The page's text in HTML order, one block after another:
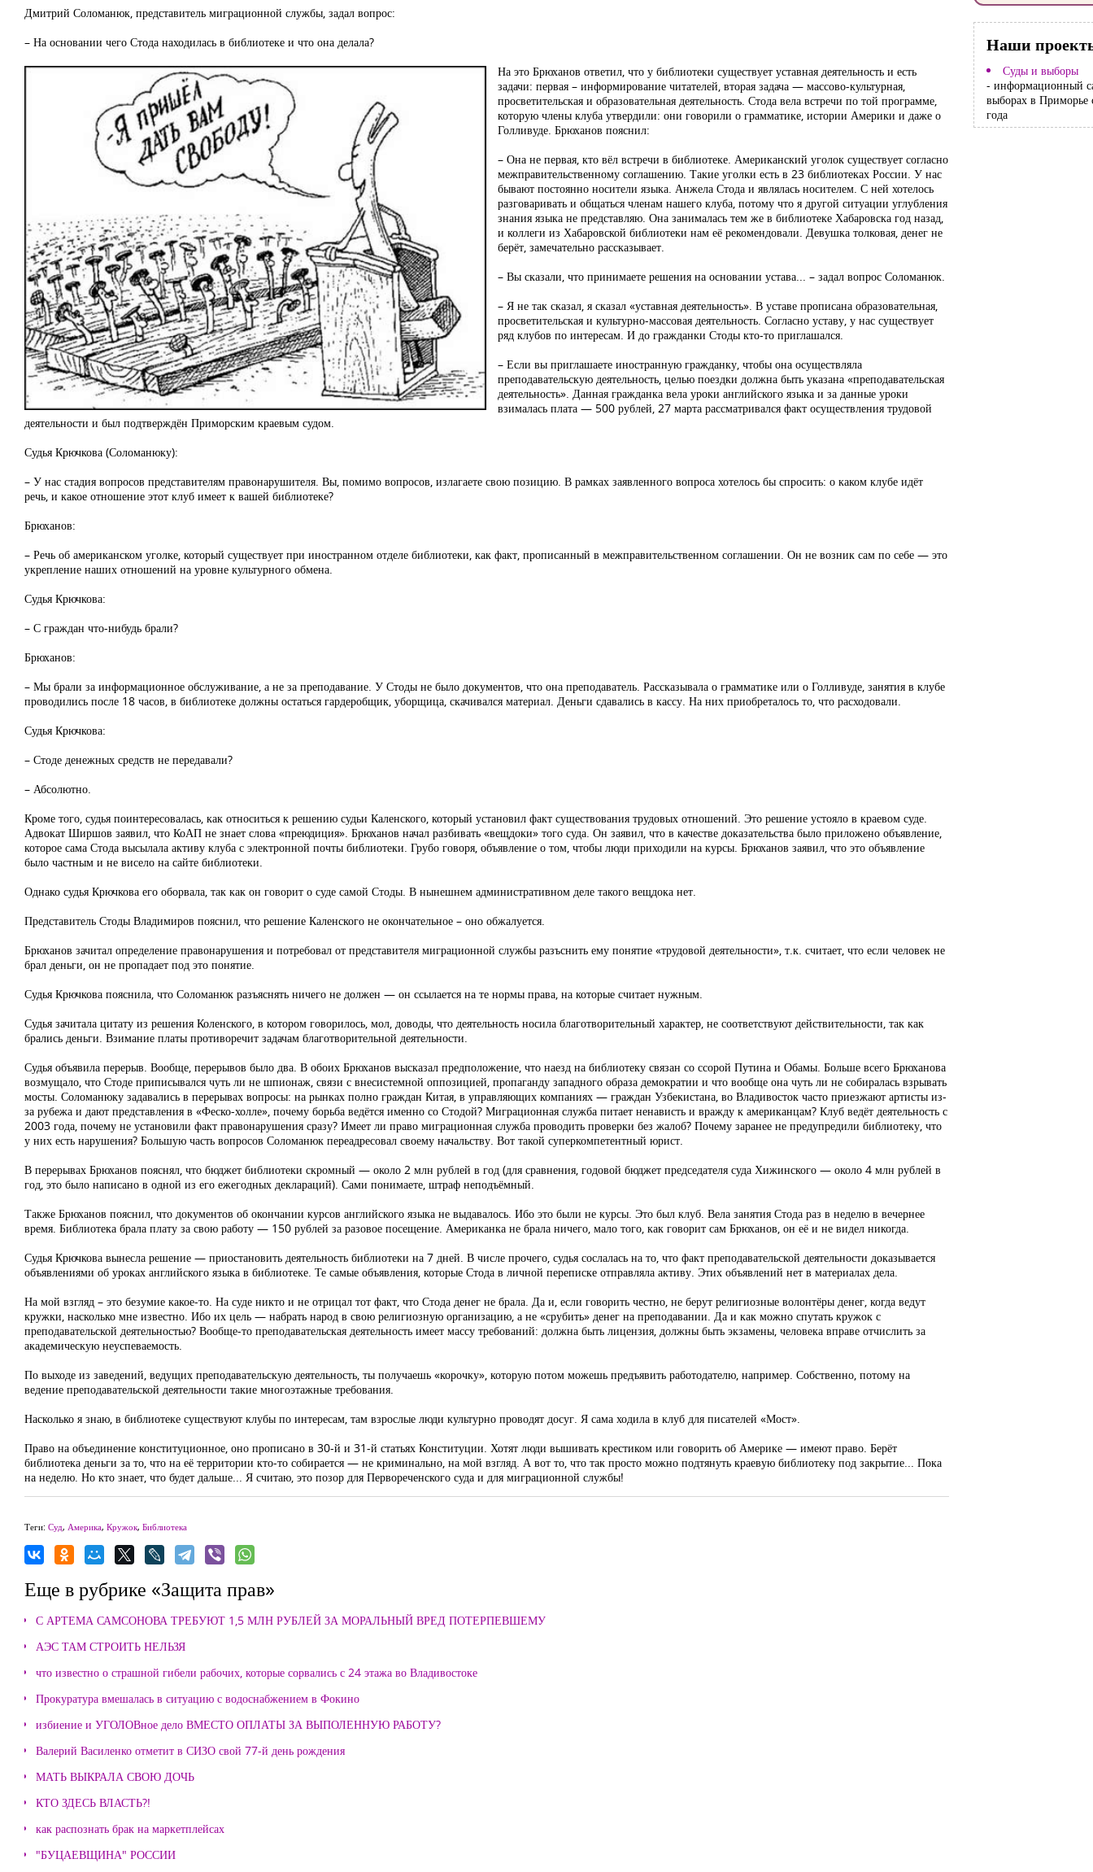
Дмитрий Соломанюк, представитель миграционной службы, задал вопрос:
– На основании чего Стода находилась в библиотеке и что она делала?
На это Брюханов ответил, что у библиотеки существует уставная деятельность и есть
задачи: первая – информирование читателей, вторая задача — массово-культурная,
просветительская и образовательная деятельность. Стода вела встречи по той программе,
которую члены клуба утвердили: они говорили о грамматике, истории Америки и даже о
Голливуде. Брюханов пояснил:
– Она не первая, кто вёл встречи в библиотеке. Американский уголок существует согласно
межправительственному соглашению. Такие уголки есть в 23 библиотеках России. У нас
бывают постоянно носители языка. Анжела Стода и являлась носителем. С ней хотелось
разговаривать и общаться членам нашего клуба, потому что я другой ситуации углубления
знания языка не представляю. Она занималась тем же в библиотеке Хабаровска год назад,
и коллеги из Хабаровской библиотеки нам её рекомендовали. Девушка толковая, денег не
берёт, замечательно рассказывает.
– Вы сказали, что принимаете решения на основании устава... – задал вопрос Соломанюк.
– Я не так сказал, я сказал «уставная деятельность». В уставе прописана образовательная,
просветительская и культурно-массовая деятельность. Согласно уставу, у нас существует
ряд клубов по интересам. И до гражданки Стоды кто-то приглашался.
– Если вы приглашаете иностранную гражданку, чтобы она осуществляла
преподавательскую деятельность, целью поездки должна быть указана «преподавательская
деятельность». Данная гражданка вела уроки английского языка и за данные уроки
взималась плата — 500 рублей, 27 марта рассматривался факт осуществления трудовой
деятельности и был подтверждён Приморским краевым судом.
Судья Крючкова (Соломанюку):
– У нас стадия вопросов представителям правонарушителя. Вы, помимо вопросов, излагаете свою позицию. В рамках заявленного вопроса хотелось бы спросить: о каком клубе идёт
речь, и какое отношение этот клуб имеет к вашей библиотеке?
Брюханов:
– Речь об американском уголке, который существует при иностранном отделе библиотеки, как факт, прописанный в межправительственном соглашении. Он не возник сам по себе — это
укрепление наших отношений на уровне культурного обмена.
Судья Крючкова:
– С граждан что-нибудь брали?
Брюханов:
– Мы брали за информационное обслуживание, а не за преподавание. У Стоды не было документов, что она преподаватель. Рассказывала о грамматике или о Голливуде, занятия в клубе
проводились после 18 часов, в библиотеке должны остаться гардеробщик, уборщица, скачивался материал. Деньги сдавались в кассу. На них приобреталось то, что расходовали.
Судья Крючкова:
– Стоде денежных средств не передавали?
– Абсолютно.
Кроме того, судья поинтересовалась, как относиться к решению судьи Каленского, который установил факт существования трудовых отношений. Это решение устояло в краевом суде.
Адвокат Ширшов заявил, что КоАП не знает слова «преюдиция». Брюханов начал разбивать «вещдоки» того суда. Он заявил, что в качестве доказательства было приложено объявление,
которое сама Стода высылала активу клуба с электронной почты библиотеки. Грубо говоря, объявление о том, чтобы люди приходили на курсы. Брюханов заявил, что это объявление
было частным и не висело на сайте библиотеки.
Однако судья Крючкова его оборвала, так как он говорит о суде самой Стоды. В нынешнем административном деле такого вещдока нет.
Представитель Стоды Владимиров пояснил, что решение Каленского не окончательное – оно обжалуется.
Брюханов зачитал определение правонарушения и потребовал от представителя миграционной службы разъснить ему понятие «трудовой деятельности», т.к. считает, что если человек не
брал деньги, он не пропадает под это понятие.
Судья Крючкова пояснила, что Соломанюк разъяснять ничего не должен — он ссылается на те нормы права, на которые считает нужным.
Судья зачитала цитату из решения Коленского, в котором говорилось, мол, доводы, что деятельность носила благотворительный характер, не соответствуют действительности, так как
брались деньги. Взимание платы противоречит задачам благотворительной деятельности.
Судья объявила перерыв. Вообще, перерывов было два. В обоих Брюханов высказал предположение, что наезд на библиотеку связан со ссорой Путина и Обамы. Больше всего Брюханова
возмущало, что Стоде приписывался чуть ли не шпионаж, связи с внесистемной оппозицией, пропаганду западного образа демократии и что вообще она чуть ли не собиралась взрывать
мосты. Соломанюку задавались в перерывах вопросы: на рынках полно граждан Китая, в управляющих компаниях — граждан Узбекистана, во Владивосток часто приезжают артисты из-
за рубежа и дают представления в «Феско-холле», почему борьба ведётся именно со Стодой? Миграционная служба питает ненависть и вражду к американцам? Клуб ведёт деятельность с
2003 года, почему не установили факт правонарушения сразу? Имеет ли право миграционная служба проводить проверки без жалоб? Почему заранее не предупредили библиотеку, что
у них есть нарушения? Большую часть вопросов Соломанюк переадресовал своему начальству. Вот такой суперкомпетентный юрист.
В перерывах Брюханов пояснял, что бюджет библиотеки скромный — около 2 млн рублей в год (для сравнения, годовой бюджет председателя суда Хижинского — около 4 млн рублей в
год, это было написано в одной из его ежегодных деклараций). Сами понимаете, штраф неподъёмный.
Также Брюханов пояснил, что документов об окончании курсов английского языка не выдавалось. Ибо это были не курсы. Это был клуб. Вела занятия Стода раз в неделю в вечернее
время. Библиотека брала плату за свою работу — 150 рублей за разовое посещение. Американка не брала ничего, мало того, как говорит сам Брюханов, он её и не видел никогда.
Судья Крючкова вынесла решение — приостановить деятельность библиотеки на 7 дней. В числе прочего, судья сослалась на то, что факт преподавательской деятельности доказывается
объявлениями об уроках английского языка в библиотеке. Те самые объявления, которые Стода в личной переписке отправляла активу. Этих объявлений нет в материалах дела.
На мой взгляд – это безумие какое-то. На суде никто и не отрицал тот факт, что Стода денег не брала. Да и, если говорить честно, не берут религиозные волонтёры денег, когда ведут
кружки, насколько мне известно. Ибо их цель — набрать народ в свою религиозную организацию, а не «срубить» денег на преподавании. Да и как можно спутать кружок с
преподавательской деятельностью? Вообще-то преподавательская деятельность имеет массу требований: должна быть лицензия, должны быть экзамены, человека вправе отчислить за
академическую неуспеваемость.
По выходе из заведений, ведущих преподавательскую деятельность, ты получаешь «корочку», которую потом можешь предъявить работодателю, например. Собственно, потому на
ведение преподавательской деятельности такие многоэтажные требования.
Насколько я знаю, в библиотеке существуют клубы по интересам, там взрослые люди культурно проводят досуг. Я сама ходила в клуб для писателей «Мост».
Право на объединение конституционное, оно прописано в 30-й и 31-й статьях Конституции. Хотят люди вышивать крестиком или говорить об Америке — имеют право. Берёт
библиотека деньги за то, что на её территории кто-то собирается — не криминально, на мой взгляд. А вот то, что так просто можно подтянуть краевую библиотеку под закрытие... Пока
на неделю. Но кто знает, что будет дальше... Я считаю, это позор для Первореченского суда и для миграционной службы!
Теги: Суд, Америка, Кружок, Библиотека
Еще в рубрике «Защита прав»
С АРТЕМА САМСОНОВА ТРЕБУЮТ 1,5 МЛН РУБЛЕЙ ЗА МОРАЛЬНЫЙ ВРЕД ПОТЕРПЕВШЕМУ
АЭС ТАМ СТРОИТЬ НЕЛЬЗЯ
что известно о страшной гибели рабочих, которые сорвались с 24 этажа во Владивостоке
Прокуратура вмешалась в ситуацию с водоснабжением в Фокино
избиение и УГОЛОВное дело ВМЕСТО ОПЛАТЫ ЗА ВЫПОЛЕННУЮ РАБОТУ?
Валерий Василенко отметит в СИЗО свой 77-й день рождения
МАТЬ ВЫКРАЛА СВОЮ ДОЧЬ
КТО ЗДЕСЬ ВЛАСТЬ?!
как распознать брак на маркетплейсах
"БУЦАЕВЩИНА" РОССИИ
Наши
Суды и выборы
- информационный
выборах в Приморье
года